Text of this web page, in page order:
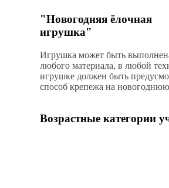
"Новогодняя ёлочная
игрушка"
Игрушка может быть
любого материала, в любой
игрушке должен быть
способ крепежа на новогоднюю
Возрастные категории